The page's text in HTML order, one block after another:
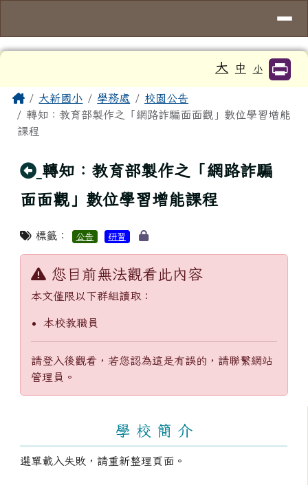
大 中 小
主內容區域
Home大新國小 學務處
校園公告
轉知：教育部製作之「網路詐騙面面觀」數位學習增能
課程
回上頁
轉知：教育部製作之「網路詐騙
面面觀」數位學習增能課程
標籤： 公告 研習
您目前無法觀看此內容
本文僅限以下群組讀取：
本校教職員
請登入後觀看，若您認為這是有誤的，請聯繫網站
管理員。
學 校 簡 介
選單載入失敗，請重新整理頁面。
頁尾區域